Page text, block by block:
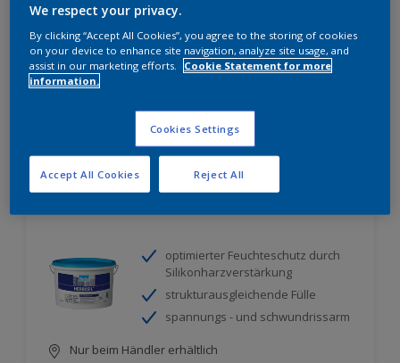
Nur beim Händler erhältlich
optimierter Feuchteschutz durch
Silikonharzverstärkung
strukturausgleichende Fülle
spannungs - und schwundrissarm
Nur beim Händler erhältlich
We respect your privacy.
By clicking “Accept All Cookies”, you agree to the storing of cookies
on your device to enhance site navigation, analyze site usage, and
assist in our marketing efforts.
Cookie Statement for more
information.
Cookies Settings
Reject All
Accept All Cookies